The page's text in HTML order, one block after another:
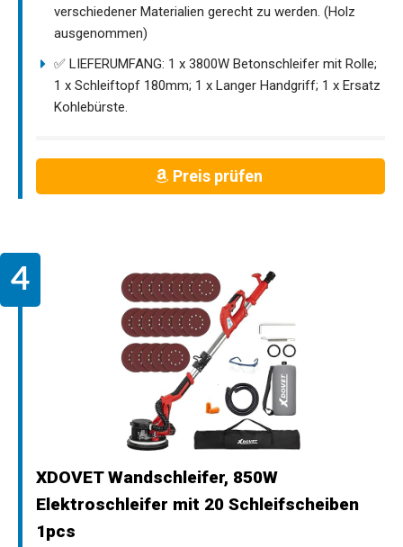
verschiedener Materialien gerecht zu werden. (Holz
ausgenommen)
✅ LIEFERUMFANG: 1 x 3800W Betonschleifer mit Rolle;
1 x Schleiftopf 180mm; 1 x Langer Handgriff; 1 x Ersatz
Kohlebürste.
Preis prüfen
XDOVET Wandschleifer, 850W
Elektroschleifer mit 20 Schleifscheiben
1pcs